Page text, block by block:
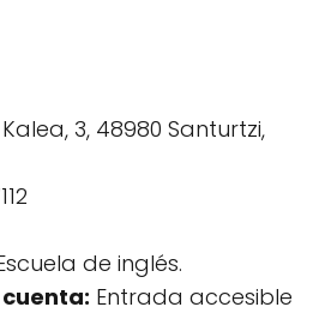
3, 48980 Santurtzi,
de inglés.
Entrada accesible